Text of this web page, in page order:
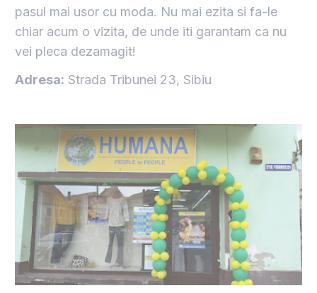
pasul mai usor cu moda. Nu mai ezita si fa-le
chiar acum o vizita, de unde iti garantam ca nu
vei pleca dezamagit!
Adresa: Strada Tribunei 23, Sibiu